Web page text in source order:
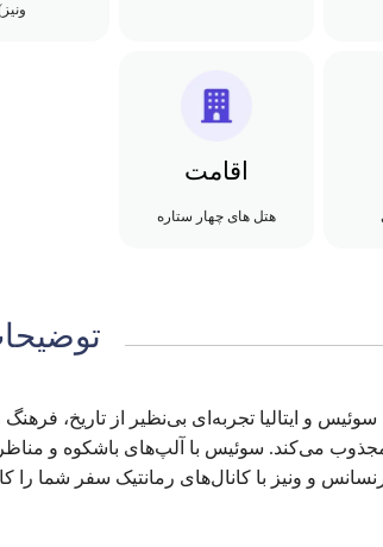
اقامت
هتل های چهار ستاره
و ایتالیا تجربه‌ای بی‌نظیر از تاریخ،
می‌کند. سوئیس با آلپ‌های باشکوه و
و ونیز با کانال‌های رمانتیک سفر شما را